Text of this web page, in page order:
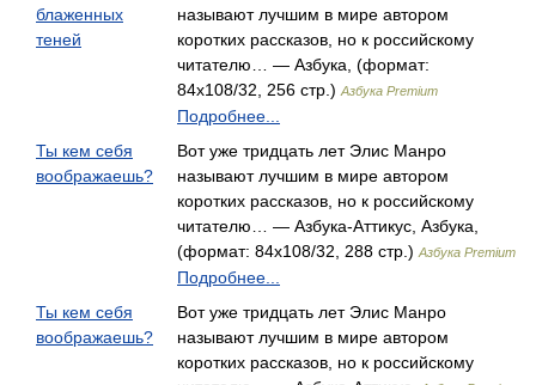
блаженных
теней
называют лучшим в мире автором
коротких рассказов, но к российскому
читателю… — Азбука, (формат:
84x108/32, 256 стр.) Азбука Premium
Подробнее...
Ты кем себя
воображаешь?
Вот уже тридцать лет Элис Манро
называют лучшим в мире автором
коротких рассказов, но к российскому
читателю… — Азбука-Аттикус, Азбука,
(формат: 84x108/32, 288 стр.) Азбука Premium
Подробнее...
Ты кем себя
воображаешь?
Вот уже тридцать лет Элис Манро
называют лучшим в мире автором
коротких рассказов, но к российскому